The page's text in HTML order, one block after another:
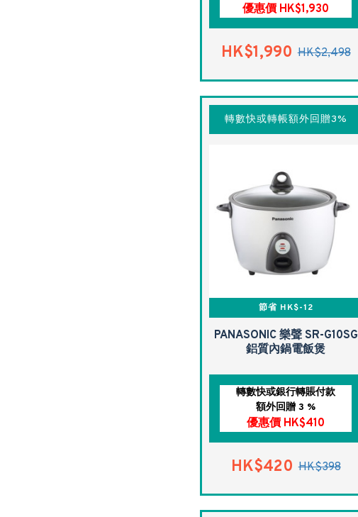
優惠價 HK$1,930
HK$1,990 HK$2,498
轉數快或轉帳額外回贈3%
節省 HK$-12
PANASONIC 樂聲 SR-G10SG
鋁質內鍋電飯煲
轉數快或銀行轉賬付款
額外回贈 3 %
優惠價 HK$410
HK$420 HK$398